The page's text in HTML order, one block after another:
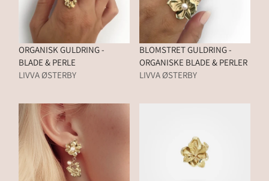
ORGANISK GULDRING -
BLADE & PERLE
LIVVA ØSTERBY
BLOMSTRET GULDRING -
ORGANISKE BLADE & PERLER
LIVVA ØSTERBY